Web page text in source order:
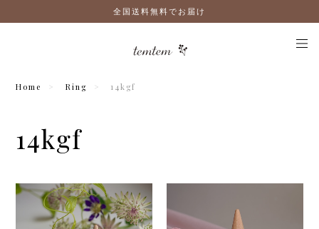
全国送料無料でお届け
Home Ring 14kgf
14kgf